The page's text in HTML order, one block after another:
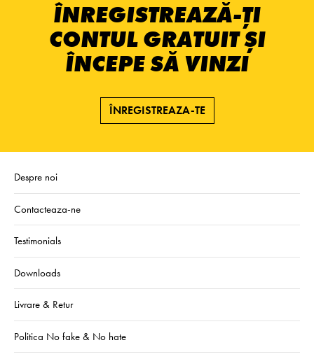
ÎNREGISTREAZĂ-ȚI
CONTUL GRATUIT ȘI
ÎNCEPE SĂ VINZI
ÎNREGISTREAZA-TE
Despre noi
Contacteaza-ne
Testimonials
Downloads
Livrare & Retur
Politica No fake & No hate